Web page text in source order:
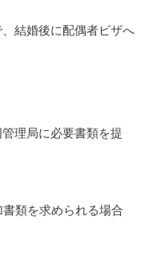
結婚後に配偶者ビザへ
理局に必要書類を提
書類を求められる場合